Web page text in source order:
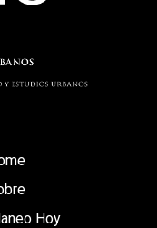
Hoy